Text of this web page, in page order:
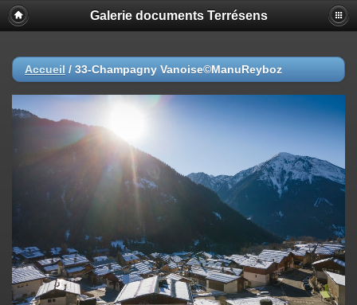
Galerie documents Terrésens
Accueil / 33-Champagny Vanoise©ManuReyboz